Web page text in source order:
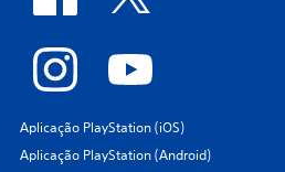
Aplicação PlayStation (iOS)
Aplicação PlayStation (Android)